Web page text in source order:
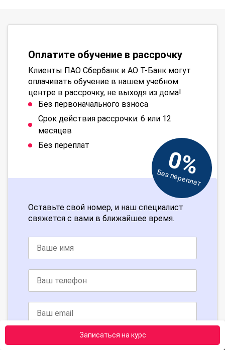
Записаться на курс
Оплатите обучение в рассрочку
Клиенты ПАО Сбербанк и АО Т-Банк могут
оплачивать обучение в нашем учебном
центре в рассрочку, не выходя из дома!
Без первоначального взноса
Срок действия рассрочки: 6 или 12
месяцев
Без переплат
0%
Без переплат
Оставьте свой номер, и наш специалист
свяжется с вами в ближайшее время.
Получить консультацию